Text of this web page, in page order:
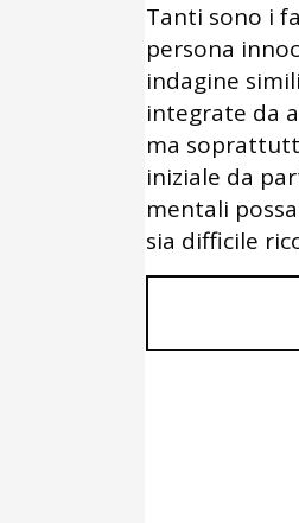
Tanti sono i
persona
indagine
integrate da
ma
iniziale da
mentali
sia difficile